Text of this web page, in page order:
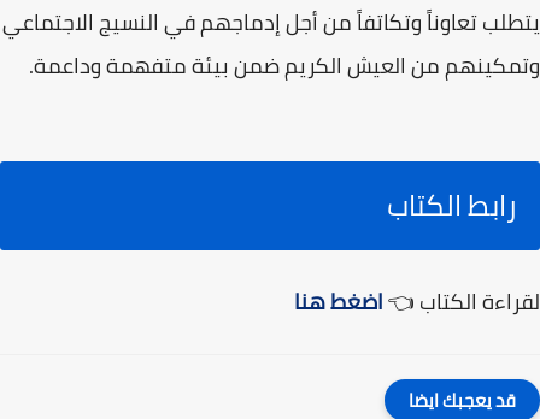
يتطلب تعاوناً وتكاتفاً من أجل إدماجهم في النسيج الاجتماعي
وتمكينهم من العيش الكريم ضمن بيئة متفهمة وداعمة.
رابط الكتاب
لقراءة الكتاب 👈اضغط هنا
قد يعجبك ايضا